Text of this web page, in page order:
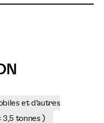
et d'autres
3,5 tonnes )